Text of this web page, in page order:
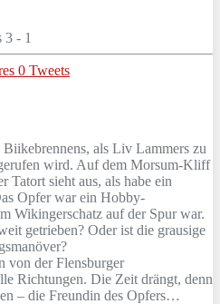
0 Tweets
als Liv Lammers zu
wird. Auf dem Morsum-Kliff
Tatort sieht aus, als habe ein
Opfer war ein Hobby-
Wikingerschatz auf der Spur war.
getrieben? Oder ist die grausige
von der Flensburger
Richtungen. Die Zeit drängt, denn
– die Freundin des Opfers…